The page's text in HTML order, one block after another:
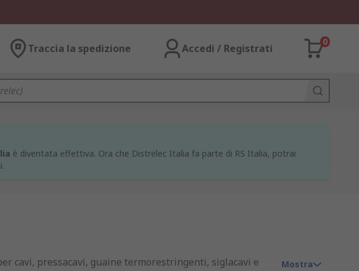
Traccia la spedizione Accedi / Registrati
0
è diventata effettiva. Ora che Distrelec Italia fa parte di RS Italia, potrai
cavi, pressacavi, guaine termorestringenti, siglacavi e
Mostra